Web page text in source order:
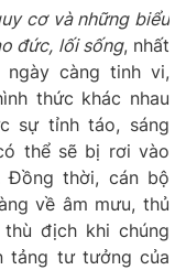
cơ và những biểu
đức, lối sống, nhất
càng tinh vi,
thức khác nhau
sự tỉnh táo, sáng
thể sẽ bị rơi vào
thời, cán bộ
về âm mưu, thủ
địch khi chúng
tảng tư tưởng của